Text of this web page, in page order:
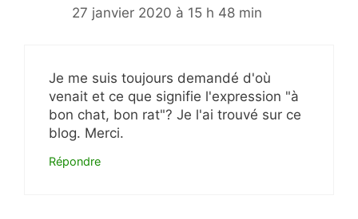
27 janvier 2020 à 15 h 48 min
Je me suis toujours demandé d'où
venait et ce que signifie l'expression "à
bon chat, bon rat"? Je l'ai trouvé sur ce
blog. Merci.
Répondre